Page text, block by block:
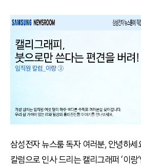
삼성전자 뉴스룸 독자 여러분, 안녕하세
칼럼으로 인사 드리는 캘리그래퍼 ‘이랑